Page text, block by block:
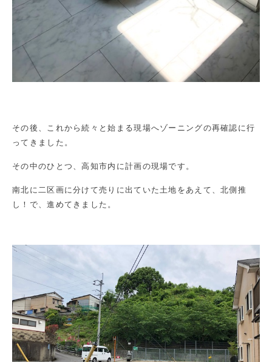
その後、これから続々と始まる現場へゾーニングの再確認に行
ってきました。
その中のひとつ、高知市内に計画の現場です。
南北に二区画に分けて売りに出ていた土地をあえて、北側推
し！で、進めてきました。